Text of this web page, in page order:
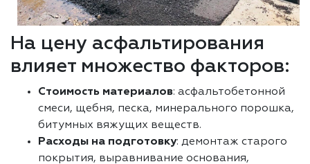
На цену асфальтирования
влияет множество факторов:
Стоимость материалов: асфальтобетонной
смеси, щебня, песка, минерального порошка,
битумных вяжущих веществ.
Расходы на подготовку: демонтаж старого
покрытия, выравнивание основания,